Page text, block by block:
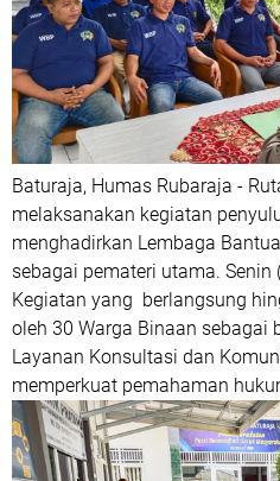
Baturaja, Humas Rubaraja -
melaksanakan kegiatan
menghadirkan Lembaga
sebagai pemateri utama.
Kegiatan yang berlangsung
oleh 30 Warga Binaan sebagai
Layanan Konsultasi dan
memperkuat pemahaman